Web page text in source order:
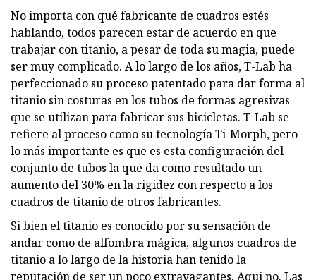
No importa con qué fabricante de cuadros estés
hablando, todos parecen estar de acuerdo en que
trabajar con titanio, a pesar de toda su magia, puede
ser muy complicado. A lo largo de los años, T-Lab ha
perfeccionado su proceso patentado para dar forma al
titanio sin costuras en los tubos de formas agresivas
que se utilizan para fabricar sus bicicletas. T-Lab se
refiere al proceso como su tecnología Ti-Morph, pero
lo más importante es que es esta configuración del
conjunto de tubos la que da como resultado un
aumento del 30% en la rigidez con respecto a los
cuadros de titanio de otros fabricantes.
Si bien el titanio es conocido por su sensación de
andar como de alfombra mágica, algunos cuadros de
titanio a lo largo de la historia han tenido la
reputación de ser un poco extravagantes. Aqui no. Las